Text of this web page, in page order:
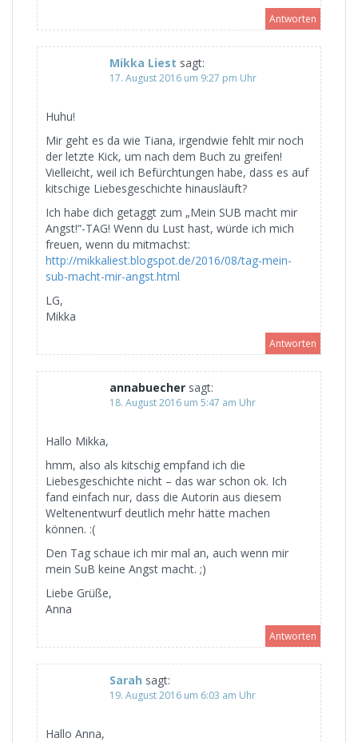
Antworten
Mikka Liest sagt:
17. August 2016 um 9:27 pm Uhr
Huhu!
Mir geht es da wie Tiana, irgendwie fehlt mir noch
der letzte Kick, um nach dem Buch zu greifen!
Vielleicht, weil ich Befürchtungen habe, dass es auf
kitschige Liebesgeschichte hinausläuft?
Ich habe dich getaggt zum „Mein SUB macht mir
Angst!“-TAG! Wenn du Lust hast, würde ich mich
freuen, wenn du mitmachst:
http://mikkaliest.blogspot.de/2016/08/tag-mein-
sub-macht-mir-angst.html
LG,
Mikka
Antworten
annabuecher sagt:
18. August 2016 um 5:47 am Uhr
Hallo Mikka,
hmm, also als kitschig empfand ich die
Liebesgeschichte nicht – das war schon ok. Ich
fand einfach nur, dass die Autorin aus diesem
Weltenentwurf deutlich mehr hätte machen
können. :(
Den Tag schaue ich mir mal an, auch wenn mir
mein SuB keine Angst macht. ;)
Liebe Grüße,
Anna
Antworten
Sarah sagt:
19. August 2016 um 6:03 am Uhr
Hallo Anna,